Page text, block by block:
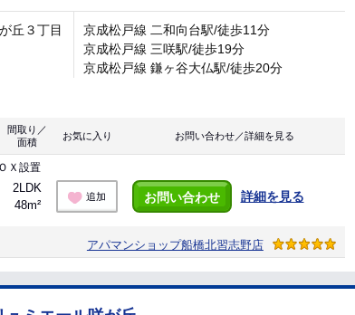
丘３丁目
京成松戸線 二和向台駅/徒歩11分
京成松戸線 三咲駅/徒歩19分
京成松戸線 鎌ヶ谷大仏駅/徒歩20分
間取り／
面積
お気に入り お問い合わせ／詳細を見る
Ｘ設置
2LDK
48m²
追加 お問い合わせ 詳細を見る
アパマンショップ船橋北習志野店